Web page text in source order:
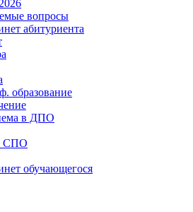
вопросы
абитуриента
образование
в ДПО
СПО
обучающегося